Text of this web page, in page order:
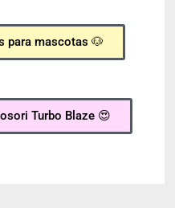
para mascotas 🐶
Turbo Blaze 😍